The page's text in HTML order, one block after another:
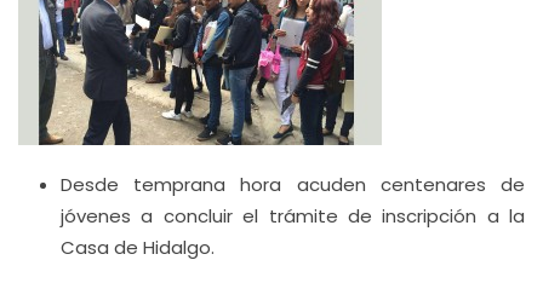
Desde temprana hora acuden centenares de
jóvenes a concluir el trámite de inscripción a la
Casa de Hidalgo.